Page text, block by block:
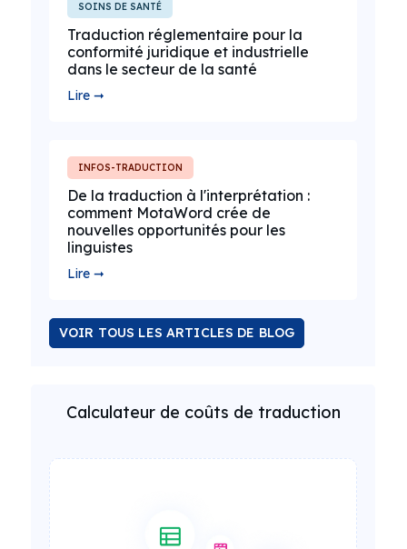
SOINS DE SANTÉ
Traduction réglementaire pour la
conformité juridique et industrielle
dans le secteur de la santé
Lire ➞
INFOS-TRADUCTION
De la traduction à l'interprétation :
comment MotaWord crée de
nouvelles opportunités pour les
linguistes
Lire ➞
VOIR TOUS LES ARTICLES DE BLOG
Calculateur de coûts de traduction